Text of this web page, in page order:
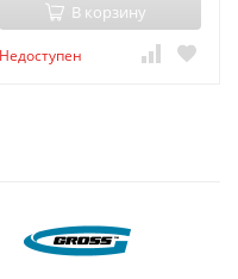
В корзину
Недоступен